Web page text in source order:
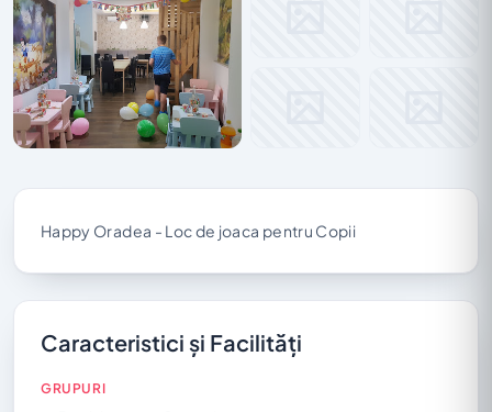
Happy Oradea - Loc de joaca pentru Copii
Caracteristici și Facilități
GRUPURI